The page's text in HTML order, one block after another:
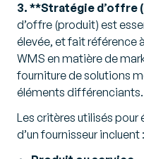
3. **Stratégie d’offre
d’offre (produit) est
élevée, et fait référence
WMS en matière de
fourniture de solutions
éléments différenciants.
Les critères utilisés pour
d’un fournisseur incluent :